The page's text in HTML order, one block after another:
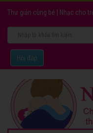
Thư giản cùng bé Nhạc cho
Hỏi đáp